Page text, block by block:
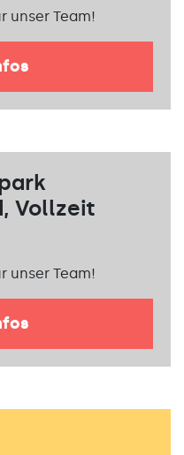
unser Team!
Vollzeit
unser Team!